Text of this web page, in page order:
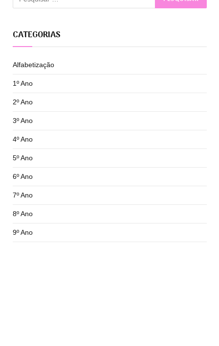
CATEGORIAS
Alfabetização
1º Ano
2º Ano
3º Ano
4º Ano
5º Ano
6º Ano
7º Ano
8º Ano
9º Ano